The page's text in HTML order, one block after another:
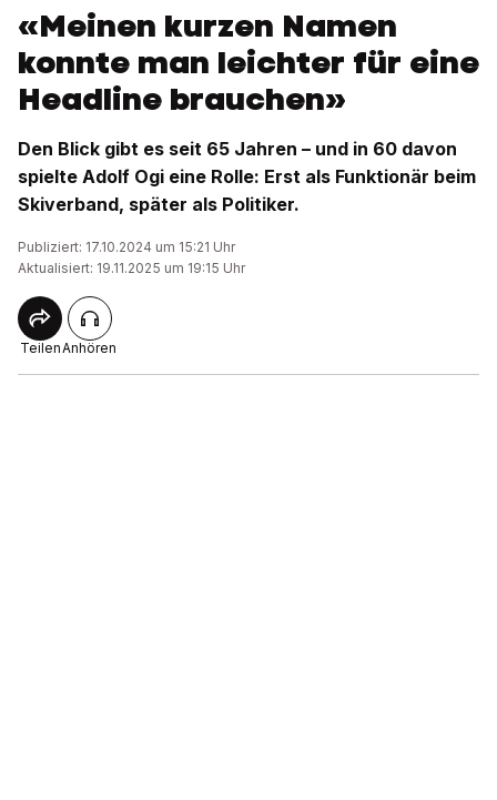
«Meinen kurzen Namen
konnte man leichter für eine
Headline brauchen»
Den Blick gibt es seit 65 Jahren – und in 60 davon
spielte Adolf Ogi eine Rolle: Erst als Funktionär beim
Skiverband, später als Politiker.
Publiziert: 17.10.2024 um 15:21 Uhr
Aktualisiert: 19.11.2025 um 19:15 Uhr
TeilenAnhören